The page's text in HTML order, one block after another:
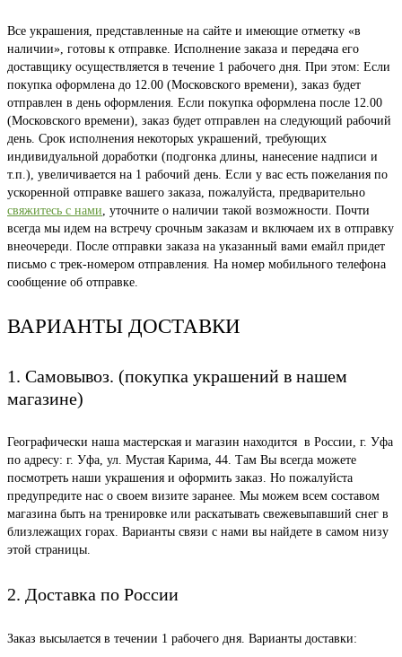
Все украшения, представленные на сайте и имеющие отметку «в
наличии», готовы к отправке. Исполнение заказа и передача его
доставщику осуществляется в течение 1 рабочего дня. При этом: Если
покупка оформлена до 12.00 (Московского времени), заказ будет
отправлен в день оформления. Если покупка оформлена после 12.00
(Московского времени), заказ будет отправлен на следующий рабочий
день. Срок исполнения некоторых украшений, требующих
индивидуальной доработки (подгонка длины, нанесение надписи и
т.п.), увеличивается на 1 рабочий день. Если у вас есть пожелания по
ускоренной отправке вашего заказа, пожалуйста, предварительно
свяжитесь с нами, уточните о наличии такой возможности. Почти
всегда мы идем на встречу срочным заказам и включаем их в отправку
внеочереди. После отправки заказа на указанный вами емайл придет
письмо с трек-номером отправления. На номер мобильного телефона
сообщение об отправке.
ВАРИАНТЫ ДОСТАВКИ
1. Самовывоз. (покупка украшений в нашем
магазине)
Географически наша мастерская и магазин находится в России, г. Уфа
по адресу: г. Уфа, ул. Мустая Карима, 44. Там Вы всегда можете
посмотреть наши украшения и оформить заказ. Но пожалуйста
предупредите нас о своем визите заранее. Мы можем всем составом
магазина быть на тренировке или раскатывать свежевыпавший снег в
близлежащих горах. Варианты связи с нами вы найдете в самом низу
этой страницы.
2. Доставка по России
Заказ высылается в течении 1 рабочего дня. Варианты доставки: